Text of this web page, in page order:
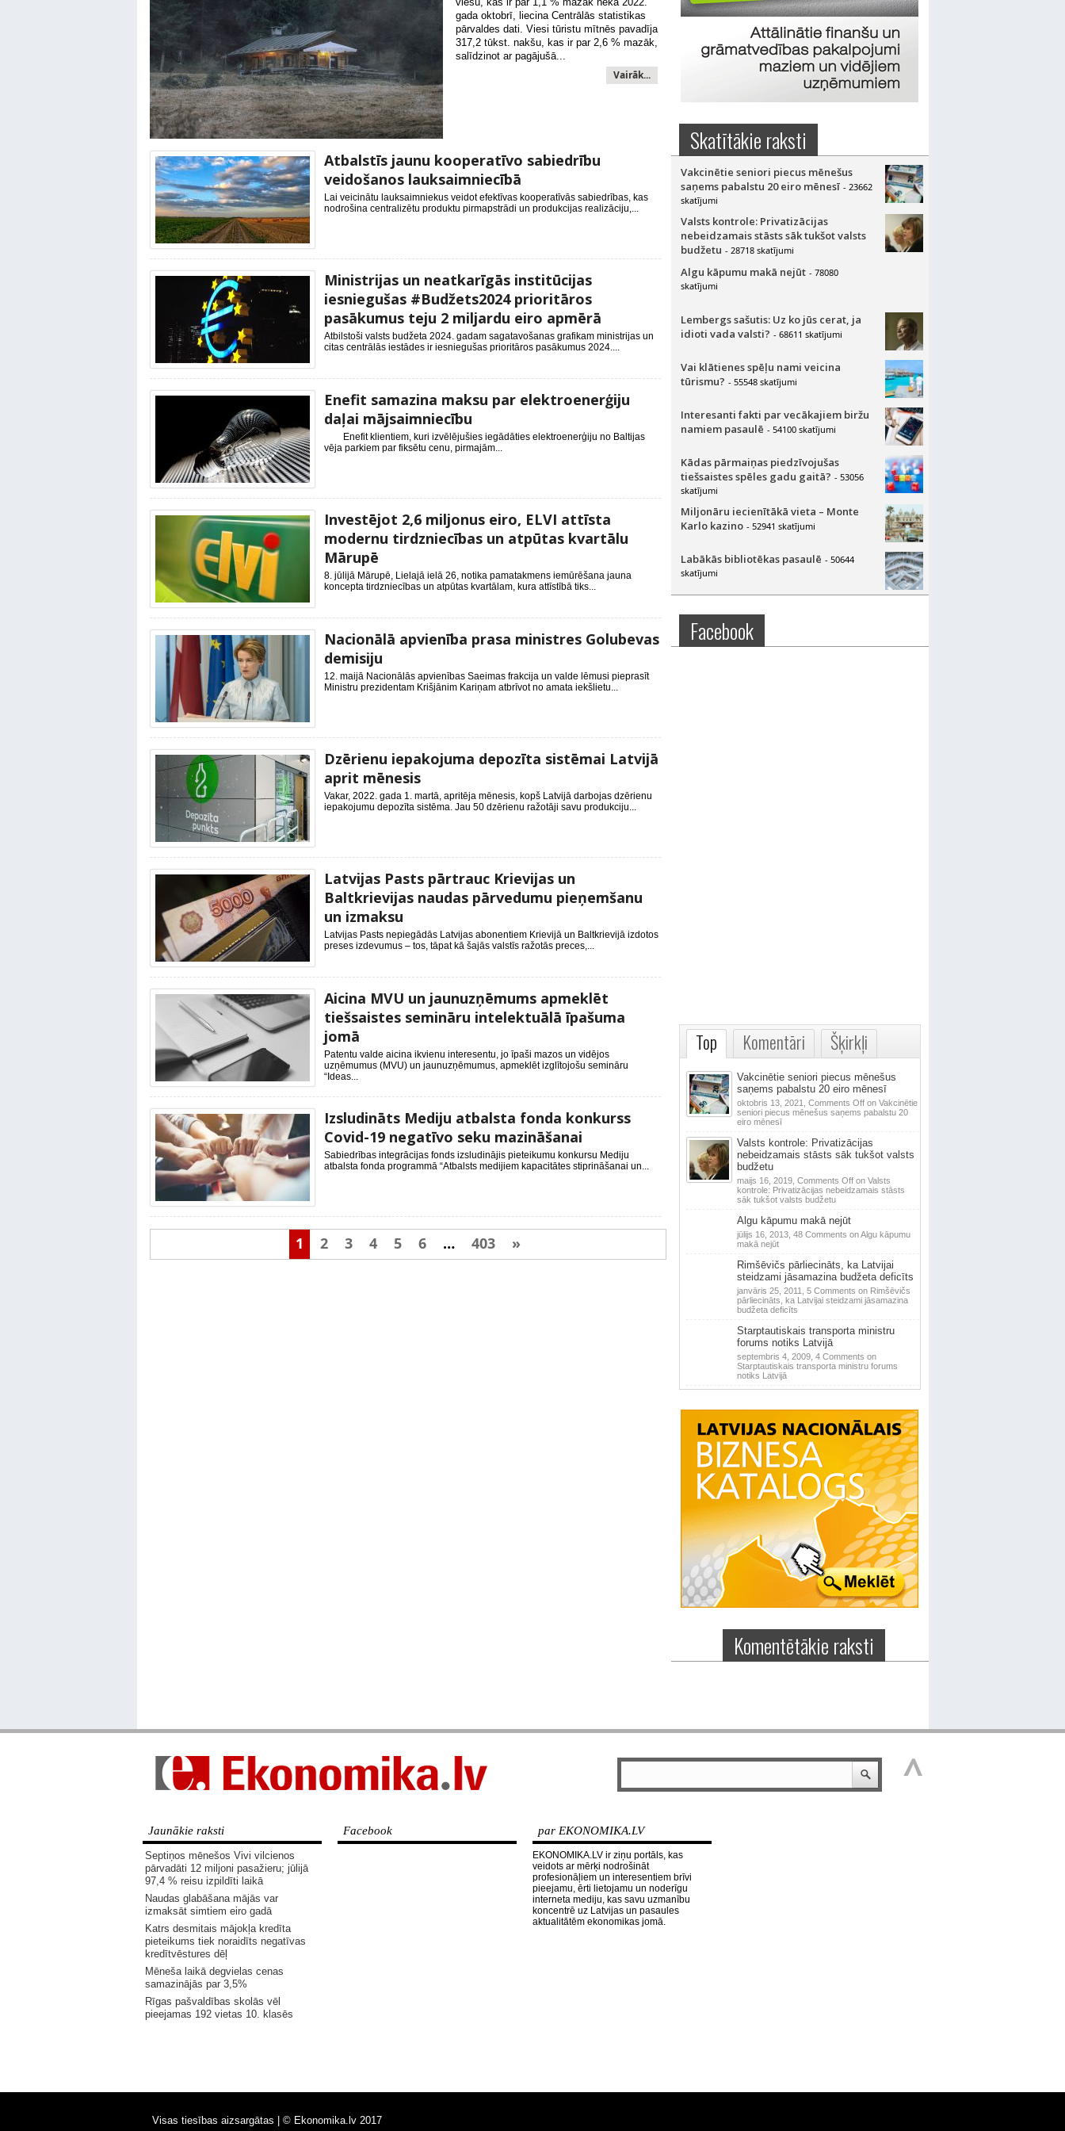
gada oktobrī, liecina Centrālās statistikas
pārvaldes dati. Viesi tūristu mītnēs pavadīja
317,2 tūkst. nakšu, kas ir par 2,6 % mazāk,
salīdzinot ar pagājušā...
Vairāk...
Atbalstīs jaunu kooperatīvo sabiedrību
veidošanos lauksaimniecībā
Lai veicinātu lauksaimniekus veidot efektīvas kooperatīvās sabiedrības, kas
nodrošina centralizētu produktu pirmapstrādi un produkcijas realizāciju,...
Ministrijas un neatkarīgās institūcijas
iesniegušas #Budžets2024 prioritāros
pasākumus teju 2 miljardu eiro apmērā
Atbilstoši valsts budžeta 2024. gadam sagatavošanas grafikam ministrijas un
citas centrālās iestādes ir iesniegušas prioritāros pasākumus 2024....
Enefit samazina maksu par elektroenerģiju
daļai mājsaimniecību
Enefit klientiem, kuri izvēlējušies iegādāties elektroenerģiju no Baltijas
vēja parkiem par fiksētu cenu, pirmajām...
Investējot 2,6 miljonus eiro, ELVI attīsta
modernu tirdzniecības un atpūtas kvartālu
Mārupē
8. jūlijā Mārupē, Lielajā ielā 26, notika pamatakmens iemūrēšana jauna
koncepta tirdzniecības un atpūtas kvartālam, kura attīstībā tiks...
Nacionālā apvienība prasa ministres Golubevas
demisiju
12. maijā Nacionālās apvienības Saeimas frakcija un valde lēmusi pieprasīt
Ministru prezidentam Krišjānim Kariņam atbrīvot no amata iekšlietu...
Dzērienu iepakojuma depozīta sistēmai Latvijā
aprit mēnesis
Vakar, 2022. gada 1. martā, apritēja mēnesis, kopš Latvijā darbojas dzērienu
iepakojumu depozīta sistēma. Jau 50 dzērienu ražotāji savu produkciju...
Latvijas Pasts pārtrauc Krievijas un
Baltkrievijas naudas pārvedumu pieņemšanu
un izmaksu
Latvijas Pasts nepiegādās Latvijas abonentiem Krievijā un Baltkrievijā izdotos
preses izdevumus – tos, tāpat kā šajās valstīs ražotās preces,...
Aicina MVU un jaunuzņēmums apmeklēt
tiešsaistes semināru intelektuālā īpašuma
jomā
Patentu valde aicina ikvienu interesentu, jo īpaši mazos un vidējos
uzņēmumus (MVU) un jaunuzņēmumus, apmeklēt izglītojošu semināru
“Ideas...
Izsludināts Mediju atbalsta fonda konkurss
Covid-19 negatīvo seku mazināšanai
Sabiedrības integrācijas fonds izsludinājis pieteikumu konkursu Mediju
atbalsta fonda programmā “Atbalsts medijiem kapacitātes stiprināšanai un...
1 2 3 4 5 6 … 403 »
Skatītākie raksti
Vakcinētie seniori piecus mēnešus
saņems pabalstu 20 eiro mēnesī - 23662
skatījumi
Valsts kontrole: Privatizācijas
nebeidzamais stāsts sāk tukšot valsts
budžetu - 28718 skatījumi
Algu kāpumu makā nejūt - 78080
skatījumi
Lembergs sašutis: Uz ko jūs cerat, ja
idioti vada valsti? - 68611 skatījumi
Vai klātienes spēļu nami veicina
tūrismu? - 55548 skatījumi
Interesanti fakti par vecākajiem biržu
namiem pasaulē - 54100 skatījumi
Kādas pārmaiņas piedzīvojušas
tiešsaistes spēles gadu gaitā? - 53056
skatījumi
Miljonāru iecienītākā vieta – Monte
Karlo kazino - 52941 skatījumi
Labākās bibliotēkas pasaulē - 50644
skatījumi
Facebook
Top Komentāri Šķirkļi
Vakcinētie seniori piecus mēnešus
saņems pabalstu 20 eiro mēnesī
oktobris 13, 2021, Comments Offon Vakcinētie
seniori piecus mēnešus saņems pabalstu 20
eiro mēnesī
Valsts kontrole: Privatizācijas
nebeidzamais stāsts sāk tukšot valsts
budžetu
maijs 16, 2019, Comments Offon Valsts
kontrole: Privatizācijas nebeidzamais stāsts
sāk tukšot valsts budžetu
Algu kāpumu makā nejūt
jūlijs 16, 2013, 48 Comments on Algu kāpumu
makā nejūt
Rimšēvičs pārliecināts, ka Latvijai
steidzami jāsamazina budžeta deficīts
janvāris 25, 2011, 5 Comments on Rimšēvičs
pārliecināts, ka Latvijai steidzami jāsamazina
budžeta deficīts
Starptautiskais transporta ministru
forums notiks Latvijā
septembris 4, 2009, 4 Comments on
Starptautiskais transporta ministru forums
notiks Latvijā
Komentētākie raksti
Jaunākie raksti
Septiņos mēnešos Vivi vilcienos
pārvadāti 12 miljoni pasažieru; jūlijā
97,4 % reisu izpildīti laikā
Naudas glabāšana mājās var
izmaksāt simtiem eiro gadā
Katrs desmitais mājokļa kredīta
pieteikums tiek noraidīts negatīvas
kredītvēstures dēļ
Mēneša laikā degvielas cenas
samazinājās par 3,5%
Rīgas pašvaldības skolās vēl
pieejamas 192 vietas 10. klasēs
Facebook par EKONOMIKA.LV
EKONOMIKA.LV ir ziņu portāls, kas
veidots ar mērķi nodrošināt
profesionāļiem un interesentiem brīvi
pieejamu, ērti lietojamu un noderīgu
interneta mediju, kas savu uzmanību
koncentrē uz Latvijas un pasaules
aktualitātēm ekonomikas jomā.
Visas tiesības aizsargātas | © Ekonomika.lv 2017